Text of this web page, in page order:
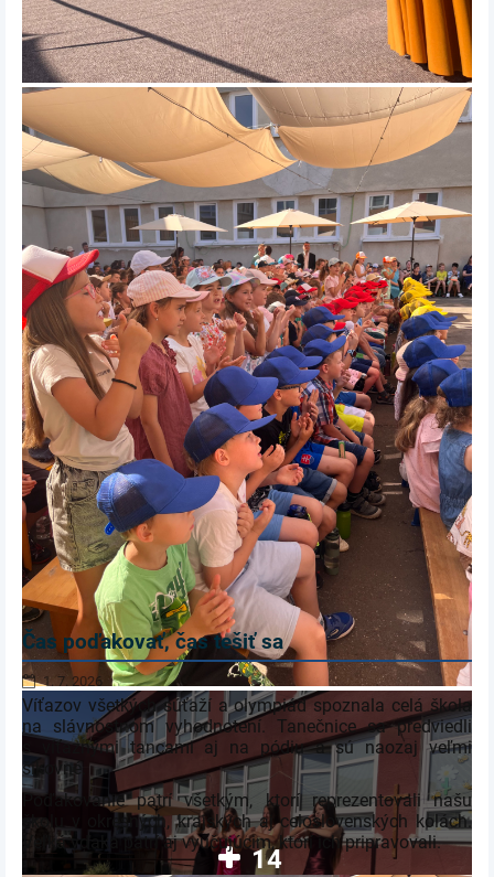
14
Čas poďakovať, čas tešiť sa
1. 7. 2026
Víťazov všetkých súťaží a olympiád spoznala celá škola
na slávnostnom vyhodnotení. Tanečnice sa predviedli
s víťaznými tancami aj na pódiu a sú naozaj veľmi
šikovné.
Poďakovanie patrí všetkým, ktorí reprezentovali našu
školu v okresných, krajských aj celoslovenských kolách.
Veľká vďaka patrí aj vyučujúcim, ktorí ich pripravovali.